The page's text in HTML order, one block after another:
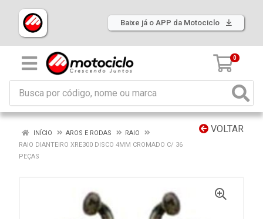
Baixe já o APP da Motociclo
0
VOLTAR
INÍCIO AROS E RODAS
RAIO
RAIO DIANTEIRO XRE300 DISCO 4MM CROMADO C/ 36
PEÇAS